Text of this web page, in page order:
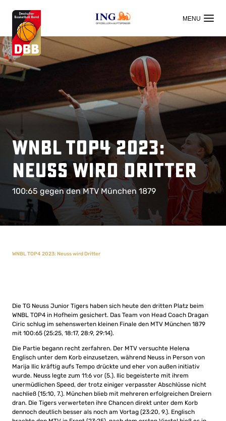
OFFIZIELLER HAUPTSPONSOR
WNBL TOP4 2023:
Neuss wird Dritter
100:65 gegen den MTV München 1879
WNBL TOP4 2023: Neuss wird Dritter
Die TG Neuss Junior Tigers haben sich heute den dritten Platz beim
WNBL TOP4 in Hofheim gesichert. Das Team von Head Coach Dragan
Ciric schlug im sehenswerten kleinen Finale den MTV München 1879
mit 100:65 (25:25, 18:17, 28:9, 29:14).
Die Partie begann recht zerfahren. Der MTV versuchte Helena
Englisch unter dem Korb einzusetzen, während Neuss in Person von
Marija Ilic kräftig aufs Tempo drückte und eher von außen initiativ
wurde. Neuss legte zum 11:6 vor (5.). Ilic begeisterte mit ihrem
unermüdlichen Speed, der trotz einiger verpasster Abschlüsse nicht
nachließ (15:10, 7.). München blieb mit mehreren erfolgreichen Dreiern
dran. Die Tigers verwerteten ihre Chancen direkt unter dem Korb
dennoch deutlich besser als noch am Vortag (23:20, 9.). Englisch